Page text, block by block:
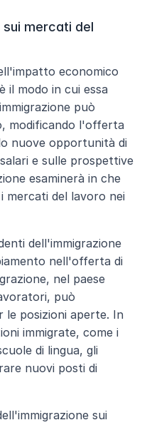
mercati del
economico
il modo in cui essa
può
modificando l'offerta
nuove opportunità di
e sulle prospettive
esaminerà in che
mercati del lavoro nei
dell'immigrazione
nell'offerta di
nel paese
può
le posizioni aperte. In
immigrate, come i
di lingua, gli
nuovi posti di
sui